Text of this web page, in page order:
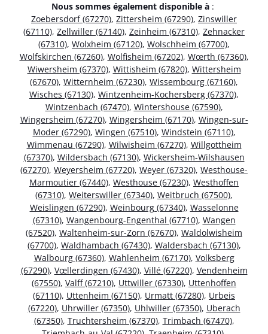
Nous sommes également disponible à :
Zoebersdorf (67270), Zittersheim (67290), Zinswiller
(67110), Zellwiller (67140), Zeinheim (67310), Zehnacker
(67310), Wolxheim (67120), Wolschheim (67700),
Wolfskirchen (67260), Wolfisheim (67202), Wœrth (67360),
Wiwersheim (67370), Wittisheim (67820), Wittersheim
(67670), Witternheim (67230), Wissembourg (67160),
Wisches (67130), Wintzenheim-Kochersberg (67370),
Wintzenbach (67470), Wintershouse (67590),
Wingersheim (67270), Wingersheim (67170), Wingen-sur-
Moder (67290), Wingen (67510), Windstein (67110),
Wimmenau (67290), Wilwisheim (67270), Willgottheim
(67370), Wildersbach (67130), Wickersheim-Wilshausen
(67270), Weyersheim (67720), Weyer (67320), Westhouse-
Marmoutier (67440), Westhouse (67230), Westhoffen
(67310), Weiterswiller (67340), Weitbruch (67500),
Weislingen (67290), Weinbourg (67340), Wasselonne
(67310), Wangenbourg-Engenthal (67710), Wangen
(67520), Waltenheim-sur-Zorn (67670), Waldolwisheim
(67700), Waldhambach (67430), Waldersbach (67130),
Walbourg (67360), Wahlenheim (67170), Volksberg
(67290), Vœllerdingen (67430), Villé (67220), Vendenheim
(67550), Valff (67210), Uttwiller (67330), Uttenhoffen
(67110), Uttenheim (67150), Urmatt (67280), Urbeis
(67220), Uhrwiller (67350), Uhlwiller (67350), Uberach
(67350), Truchtersheim (67370), Trimbach (67470),